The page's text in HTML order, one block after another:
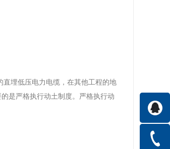
埋低压电力电缆，在其他工程的地
是严格执行动土制度。严格执行动